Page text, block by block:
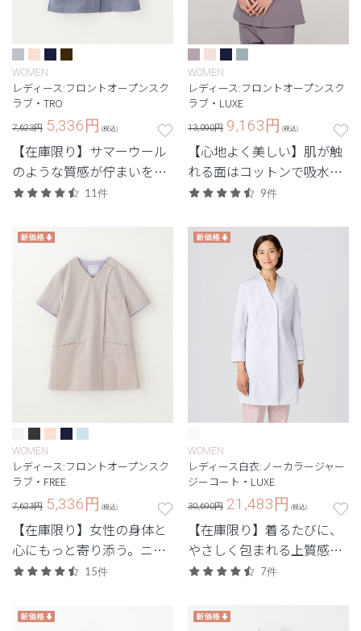
WOMEN
レディース:フロントオープンスク
ラブ・TRO
7,623円 5,336円 (税込)
【在庫限り】サマーウール
のような質感が佇まいをス
マートに引き立てるTRO(ト
11件
WOMEN
レディース:フロントオープンスク
ラブ・LUXE
13,090円 9,163円 (税込)
【心地よく美しい】肌が触
れる面はコットンで吸水性
があり、汗をかいても快適
「LUXE(リュクス)」。
9件
WOMEN
レディース:フロントオープンスク
ラブ・FREE
7,623円 5,336円 (税込)
【在庫限り】女性の身体と
心にもっと寄り添う。ニュ
アンスカラーを合わせたマ
やすく。
15件
WOMEN
レディース白衣:ノーカラージャー
ジーコート・LUXE
30,690円 21,483円 (税込)
【在庫限り】着るたびに、
やさしく包まれる上質感。
ストレッチ性で快適な定番
ス)」。
7件